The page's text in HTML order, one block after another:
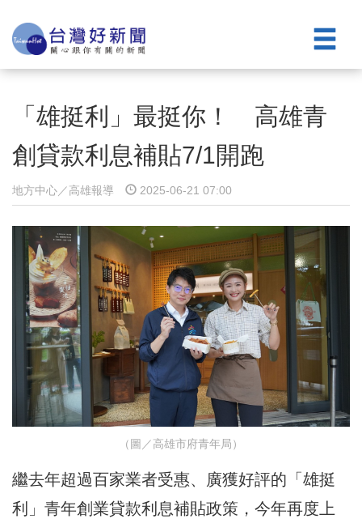
「雄挺利」最挺你！ 高雄青
創貸款利息補貼7/1開跑
地方中心／高雄報導 2025-06-21 07:00
（圖／高雄市府青年局）
繼去年超過百家業者受惠、廣獲好評的「雄挺
利」青年創業貸款利息補貼政策，今年再度上